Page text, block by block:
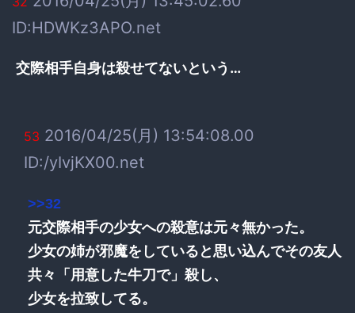
ID:HDWKz3APO.net
交際相手自身は殺せてないという…
53 2016/04/25(月) 13:54:08.00
ID:/yIvjKX00.net
>>32
元交際相手の少女への殺意は元々無かった。
少女の姉が邪魔をしていると思い込んでその友人
共々「用意した牛刀で」殺し、
少女を拉致してる。